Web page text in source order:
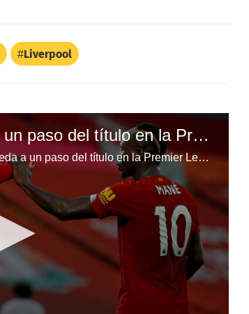
Liverpool
Liverpool golea y queda a un paso del título en la Premier League de Inglaterra
Liverpool golea al Crystal Palace y queda a un paso del título en la Premier League de Inglaterra